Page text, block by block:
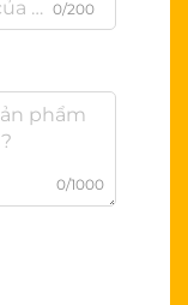
0/200
0/1000